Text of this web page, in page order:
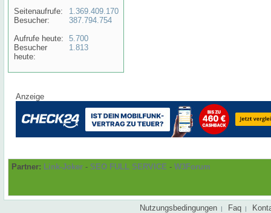
Seitenaufrufe:
Besucher:
Aufrufe heute:
Besucher
heute:
1.369.409.170
387.794.754
5.700
1.813
Anzeige
Partner: Link-Joker - SEO FULL SERVICE - W3Forum
Nutzungsbedingungen | Faq |